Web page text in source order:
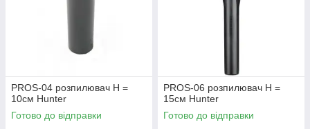
PROS-04 розпилювач Н =
10см Hunter
Готово до відправки
PROS-06 розпилювач Н =
15см Hunter
Готово до відправки